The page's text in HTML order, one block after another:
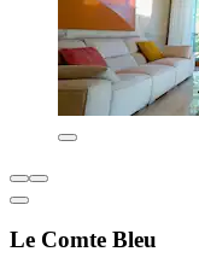
Le Comte Bleu